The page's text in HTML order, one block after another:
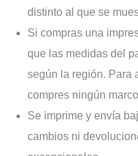
distinto al que se
Si compras una
que las medidas del
según la región. Para
compres ningún
Se imprime y envía
cambios ni